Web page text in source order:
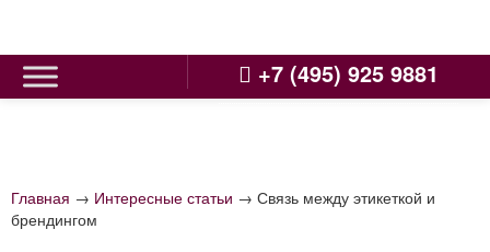
content
+7 (495) 925 9881
Главная → Интересные статьи → Связь между этикеткой и
брендингом